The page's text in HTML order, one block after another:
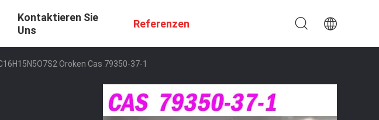
Kontaktieren Sie
Uns
Referenzen
Oroken Cas 79350-37-1